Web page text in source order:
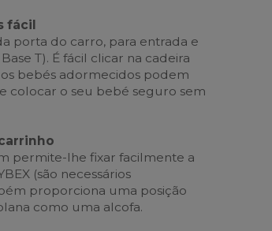
fácil
porta do carro, para entrada e
T). É fácil clicar na cadeira
os bebés adormecidos podem
colocar o seu bebé seguro sem
permite-lhe fixar facilmente a
(são necessários
proporciona uma posição
como uma alcofa.